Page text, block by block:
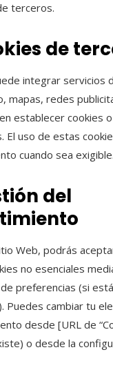
terceros.
de
integrar servicios
mapas, redes
establecer cookies o
El uso de estas
cuando sea exigible.
del
Web, podrás
no esenciales
preferencias (si está
Puedes cambiar tu
desde [URL de
o desde la